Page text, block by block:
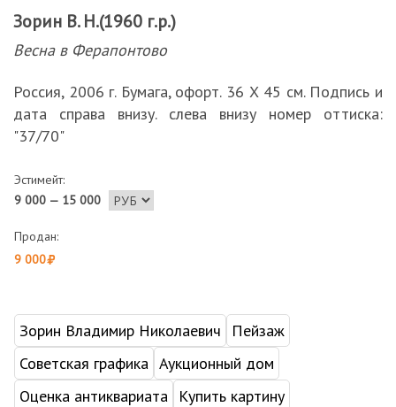
Зорин В. Н.(1960 г.р.)
Весна в Ферапонтово
Россия, 2006 г. Бумага, офорт. 36 Х 45 см. Подпись и
дата справа внизу. слева внизу номер оттиска:
"37/70"
Эстимейт:
9 000 — 15 000
Продан:
9 000
Зорин Владимир Николаевич
Пейзаж
Советская графика Аукционный дом
Оценка антиквариата
Купить картину